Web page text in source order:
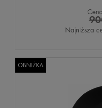
Najniższa
OBNIŻKA